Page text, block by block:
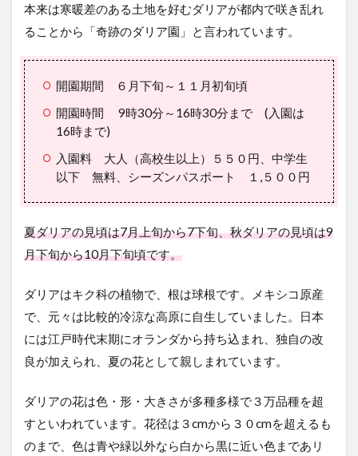
本来は寒暖差のある土地を好むダリアが都内で咲き乱れ
ることから「奇跡のダリア園」と言われています。
開園期間 ６月下旬～１１月初旬頃
開園時間 9時30分～16時30分まで (入園は
16時まで)
入園料 大人（高校生以上）５５０円、中学生
以下 無料、シーズンパスポート １,５００円
夏ダリアの見頃は7月上旬から7下旬、秋ダリアの見頃は9
月下旬から10月下旬頃です。
ダリアはキク科の植物で、根は球根です。メキシコ原産
で、元々は比較的冷涼な高原に自生していました。日本
には江戸時代末期にオランダから持ち込まれ、独自の改
良が加えられ、夏の花として親しまれています。
ダリアの花は色・形・大きさが多種多様で３万品種を超
すといわれています。花径は３cmから３０cmを超えるも
のまで、色は青や緑以外なら白から黒に近い色まであリ